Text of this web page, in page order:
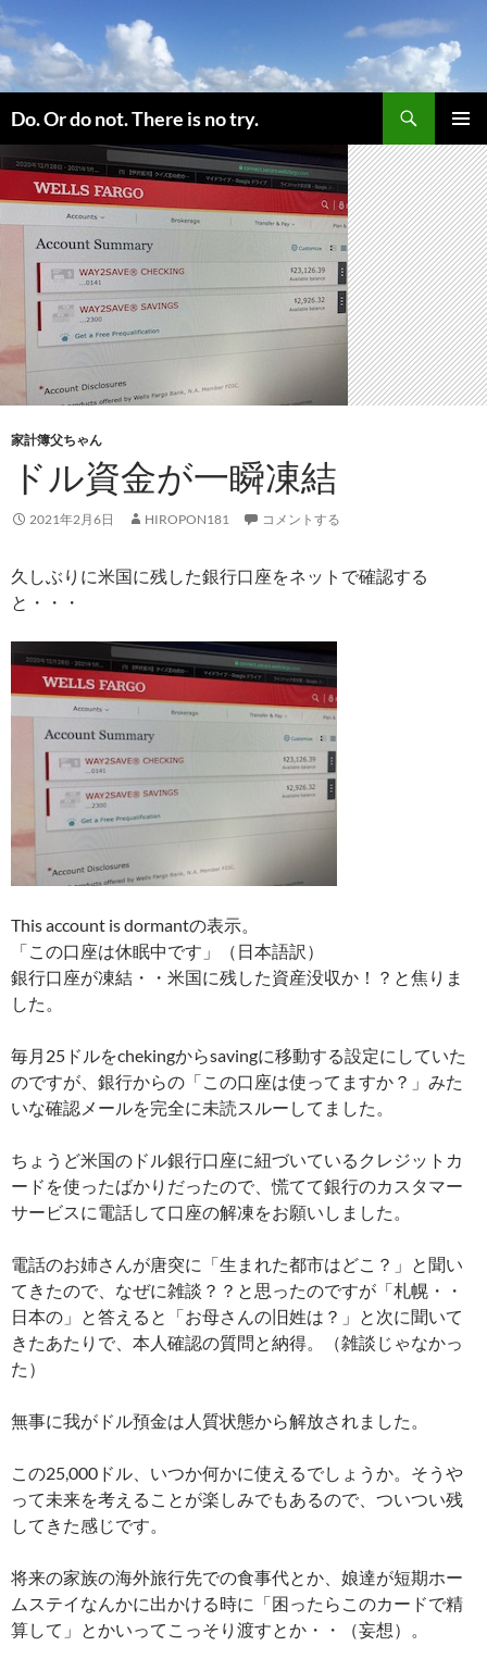
コ
ン
テ
ン
ツ
へ
ス
キ
ッ
Do. Or do not. There is no try.
索
メインメ
ニュー
家計簿父ちゃん
ドル資金が一瞬凍結
2021年2月6日 HIROPON181 コメントする
久しぶりに米国に残した銀行口座をネットで確認する
と・・・
This account is dormantの表示。
「この口座は休眠中です」（日本語訳）
銀行口座が凍結・・米国に残した資産没収か！？と焦りま
した。
毎月25ドルをchekingからsavingに移動する設定にしていた
のですが、銀行からの「この口座は使ってますか？」みた
いな確認メールを完全に未読スルーしてました。
ちょうど米国のドル銀行口座に紐づいているクレジットカ
ードを使ったばかりだったので、慌てて銀行のカスタマー
サービスに電話して口座の解凍をお願いしました。
電話のお姉さんが唐突に「生まれた都市はどこ？」と聞い
てきたので、なぜに雑談？？と思ったのですが「札幌・・
日本の」と答えると「お母さんの旧姓は？」と次に聞いて
きたあたりで、本人確認の質問と納得。（雑談じゃなかっ
た）
無事に我がドル預金は人質状態から解放されました。
この25,000ドル、いつか何かに使えるでしょうか。そうや
って未来を考えることが楽しみでもあるので、ついつい残
してきた感じです。
将来の家族の海外旅行先での食事代とか、娘達が短期ホー
ムステイなんかに出かける時に「困ったらこのカードで精
算して」とかいってこっそり渡すとか・・（妄想）。